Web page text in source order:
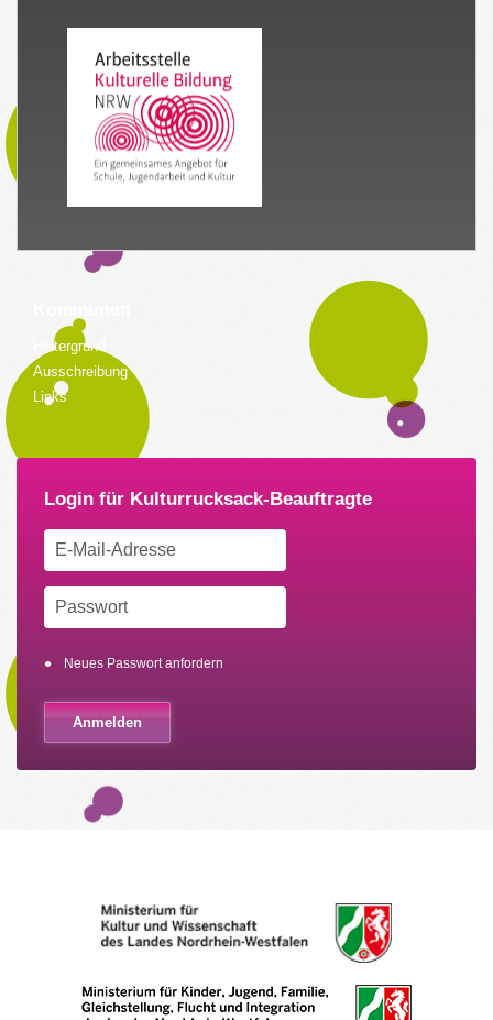
Hintergrund
Ausschreibung
Links
Neues Passwort anfordern